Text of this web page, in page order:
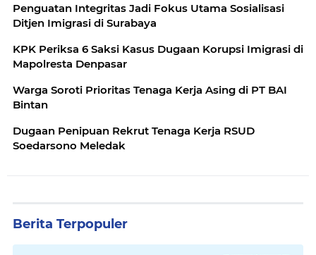
Penguatan Integritas Jadi Fokus Utama Sosialisasi
Ditjen Imigrasi di Surabaya
KPK Periksa 6 Saksi Kasus Dugaan Korupsi Imigrasi di
Mapolresta Denpasar
Warga Soroti Prioritas Tenaga Kerja Asing di PT BAI
Bintan
Dugaan Penipuan Rekrut Tenaga Kerja RSUD
Soedarsono Meledak
Berita Terpopuler